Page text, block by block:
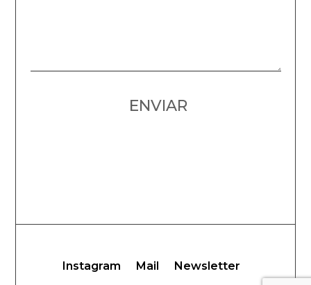
ENVIAR
Instagram Mail Newsletter